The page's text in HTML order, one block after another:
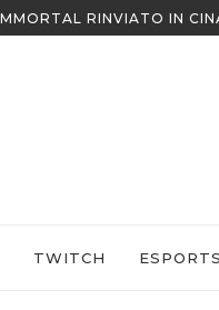
RINVIATO IN
TWITCH ESPORTS